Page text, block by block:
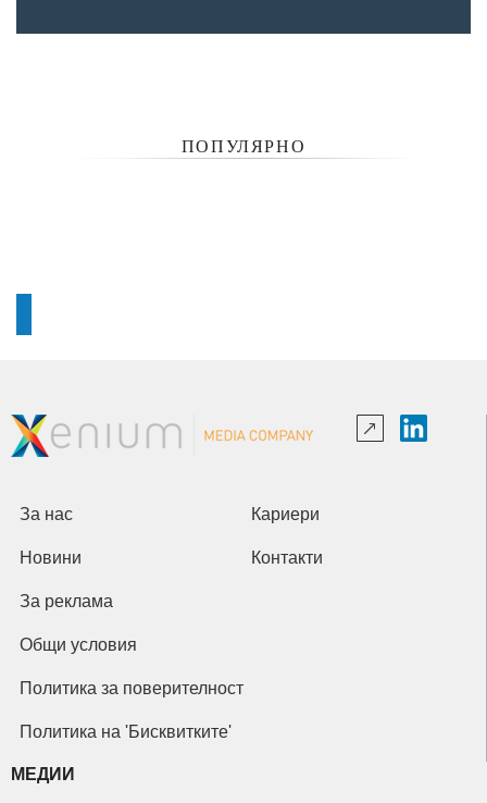
ПОПУЛЯРНО
За нас Кариери
Новини Контакти
За реклама
Общи условия
Политика за поверителност
Политика на 'Бисквитките'
МЕДИИ